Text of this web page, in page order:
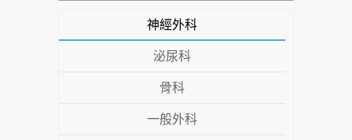
神經外科
泌尿科
骨科
一般外科